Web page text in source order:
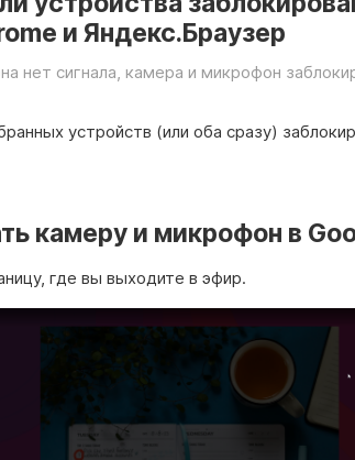
и Яндекс.Браузер
нет сигнала, камера и микрофон
устройств (или оба сразу)
камеру и микрофон в
где вы выходите в эфир.